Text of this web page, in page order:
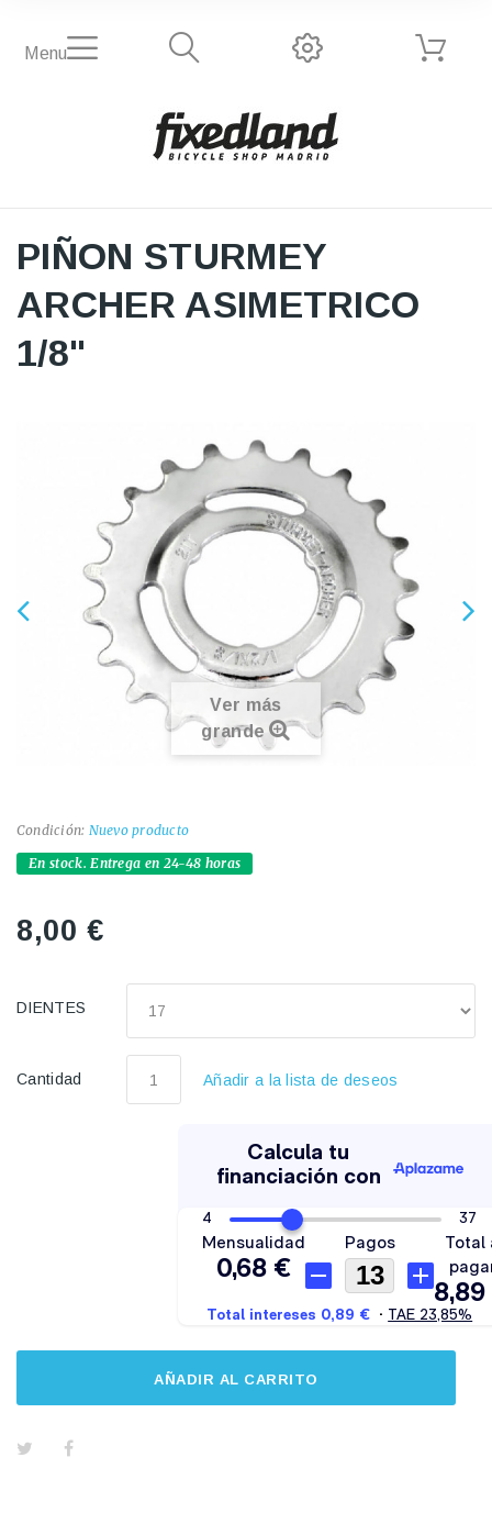
Menu
PIÑON STURMEY
ARCHER ASIMETRICO
1/8"
Ver más
grande
Condición: Nuevo producto
En stock. Entrega en 24-48 horas
8,00 €
DIENTES
Cantidad Añadir a la lista de deseos
AÑADIR AL CARRITO